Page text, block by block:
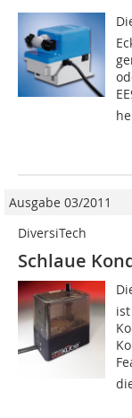
Ausgabe 03/2011
DiversiTech
Schlaue